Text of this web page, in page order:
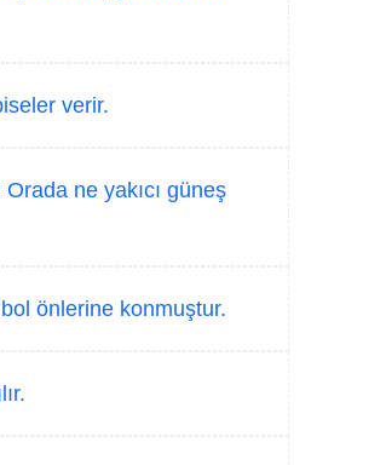
verir.
ne yakıcı güneş
önlerine konmuştur.